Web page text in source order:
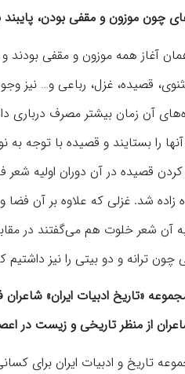
چون موزون و مقفی بودن، پایبند
همان آغاز همه موزون و مقفی
قصیده، غزل، رباعی و… نیز
آن زمان بیشتر مصرف درباری
آنها را بستایند و قصیده با
کردن قصیده در آن دوران اولیه
زاده شد. غزلی که علاوه بر آن
آن شعر خلوت هم می‌گفتند در
چون ترانه و دو بیتی را نیز
«تاریخ ادبیات ایران»
از منظر تاریخی و زیست در
تاریخ و ادبیات ایران برای